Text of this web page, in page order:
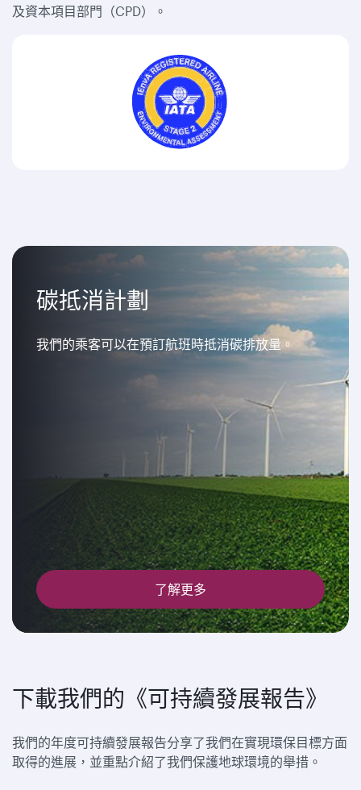
及資本項目部門（CPD）。
碳抵消計劃
我們的乘客可以在預訂航班時抵消碳排放量。
了解更多
下載我們的《可持續發展報告》
我們的年度可持續發展報告分享了我們在實現環保目標方面
取得的進展，並重點介紹了我們保護地球環境的舉措。